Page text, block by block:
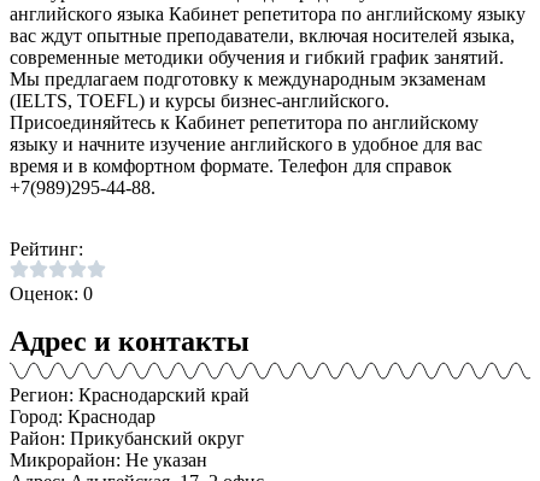
английского языка Кабинет репетитора по английскому языку
вас ждут опытные преподаватели, включая носителей языка,
современные методики обучения и гибкий график занятий.
Мы предлагаем подготовку к международным экзаменам
(IELTS, TOEFL) и курсы бизнес-английского.
Присоединяйтесь к Кабинет репетитора по английскому
языку и начните изучение английского в удобное для вас
время и в комфортном формате. Телефон для справок
+7(989)295-44-88.
Рейтинг:
Оценок: 0
Адрес и контакты
Регион: Краснодарский край
Город: Краснодар
Район: Прикубанский округ
Микрорайон: Не указан